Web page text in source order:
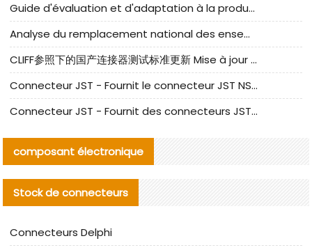
Guide d'évaluation et d'adaptation à la production des composants de câbles nationaux CNC Tech
Analyse du remplacement national des ensembles de câbles à fréquence élevée I-PEX
CLIFF参照下的国产连接器测试标准更新 Mise à jour des normes de test des connecteurs nationaux sous la référence CLIFF
Connecteur JST - Fournit le connecteur JST NSHR-02V-S original | Équivalent
Connecteur JST - Fournit des connecteurs JST GHR-09V-S authentiques et des produits de remplacement|
composant électronique
Stock de connecteurs
Connecteurs Delphi